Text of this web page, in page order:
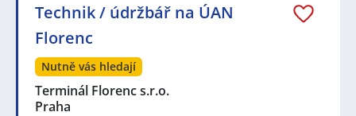
Technik / údržbář na ÚAN
Florenc
Nutně vás hledají
Terminál Florenc s.r.o.
Praha